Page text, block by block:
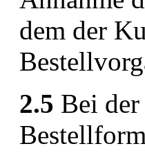
dem der
2.5 Bei